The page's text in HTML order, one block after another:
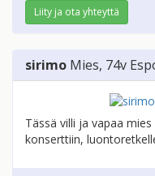
Liity ja ota yhteyttä
sirimo Mies, 74v
Tässä villi ja vapaa
konserttiin,